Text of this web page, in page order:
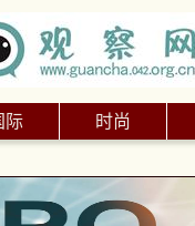
际 时尚